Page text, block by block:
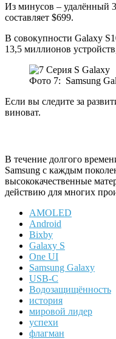
Из минусов – удалённый
составляет $699.
В совокупности Galaxy
13,5 миллионов
Фото 7: Samsung
Если вы следите за
виноват.
В течение долгого
Samsung с каждым
высококачественные
действию для многих
AMOLED
Android
Bixby
Galaxy S
One UI
Samsung Galaxy
USB-C
Водозащищённость
история
мировой лидер
успехи
флагман